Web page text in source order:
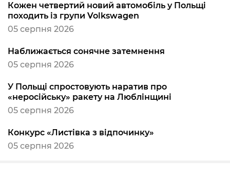
Кожен четвертий новий автомобіль у Польщі
походить із групи Volkswagen
05 серпня 2026
Наближається сонячне затемнення
05 серпня 2026
У Польщі спростовують наратив про
«неросійську» ракету на Люблінщині
05 серпня 2026
Конкурс «Листівка з відпочинку»
05 серпня 2026